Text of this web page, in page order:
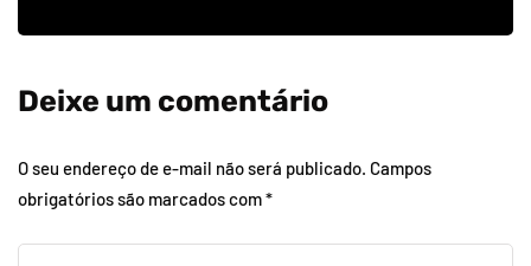
Deixe um comentário
O seu endereço de e-mail não será publicado. Campos
obrigatórios são marcados com*